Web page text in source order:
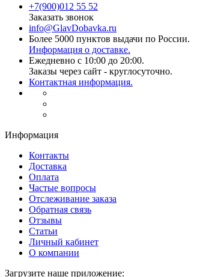
+7(900)012 55 52
Заказать звонок
info@GlavDobavka.ru
Более 5000 пунктов выдачи по России.
Информация о доставке.
Ежедневно с 10:00 до 20:00.
Заказы через сайт - круглосуточно.
Контактная информация.
Информация
Контакты
Доставка
Оплата
Частые вопросы
Отслеживание заказа
Обратная связь
Отзывы
Статьи
Личный кабинет
О компании
Загрузите наше приложение: